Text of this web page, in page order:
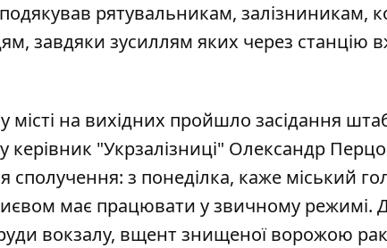
подякував рятувальникам, залізниникам,
завдяки зусиллям яких через станцію
на вихідних пройшло засідання штабу
керівник "Укрзалізниці" Олександр
сполучення: з понеділка, каже міський
має працювати у звичному режимі.
вокзалу, вщент знищеної ворожою